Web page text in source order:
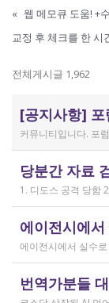
« 웹 메모큐 도움! +
교정 후 체크를 한 시
전체게시글 1,962
[공지사항] 포
당분간 자료
번역가분들